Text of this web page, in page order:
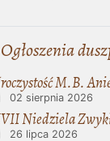
Ogłoszenia
M.B.
02 sierpnia 2026
Niedziela
26 lipca 2026